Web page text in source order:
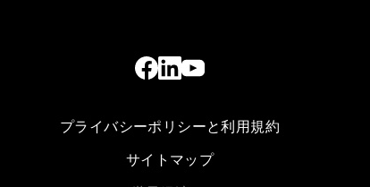
プライバシーポリシーと利用規約
サイトマップ